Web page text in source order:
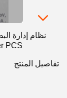
PCS
تفاصيل المنتج